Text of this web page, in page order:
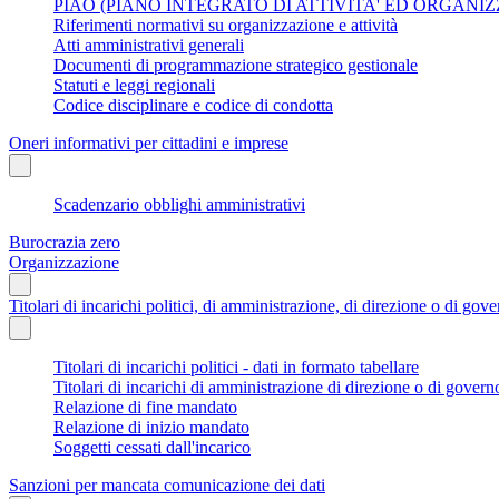
PIAO (PIANO INTEGRATO DI ATTIVITA' ED
Riferimenti normativi su organizzazione e attività
Atti amministrativi generali
Documenti di programmazione strategico gestionale
Statuti e leggi regionali
Codice disciplinare e codice di condotta
Oneri informativi per cittadini e imprese
Scadenzario obblighi amministrativi
Burocrazia zero
Organizzazione
Titolari di incarichi politici, di amministrazione, di direzione o di
Titolari di incarichi politici - dati in formato tabellare
Titolari di incarichi di amministrazione di direzione o di
Relazione di fine mandato
Relazione di inizio mandato
Soggetti cessati dall'incarico
Sanzioni per mancata comunicazione dei dati